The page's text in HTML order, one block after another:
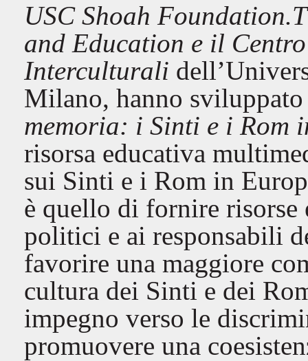
USC Shoah
and Education e il
Interculturali
Milano, hanno
memoria: i Sinti e i Rom
risorsa educativa
sui Sinti e i Rom in
è quello di fornire
politici e ai responsabili
favorire una maggiore
cultura dei Sinti e dei
impegno verso le
promuovere una